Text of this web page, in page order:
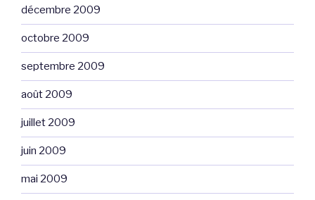
décembre 2009
octobre 2009
septembre 2009
août 2009
juillet 2009
juin 2009
mai 2009